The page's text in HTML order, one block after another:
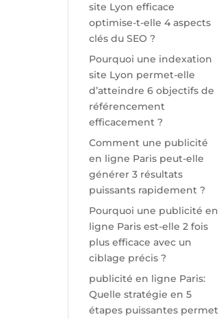
site Lyon efficace
optimise-t-elle 4 aspects
clés du SEO ?
Pourquoi une indexation
site Lyon permet-elle
d’atteindre 6 objectifs de
référencement
efficacement ?
Comment une publicité
en ligne Paris peut-elle
générer 3 résultats
puissants rapidement ?
Pourquoi une publicité en
ligne Paris est-elle 2 fois
plus efficace avec un
ciblage précis ?
publicité en ligne Paris:
Quelle stratégie en 5
étapes puissantes permet